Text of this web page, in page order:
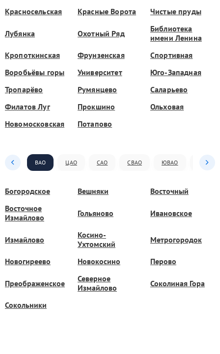
Красносельская
Красные Ворота Чистые пруды
Лубянка Охотный Ряд
Библиотека
имени Ленина
Кропоткинская
Фрунзенская
Спортивная
Воробьёвы горы
Университет
Юго-Западная
Тропарёво
Румянцево
Саларьево
Филатов Луг
Прокшино
Ольховая
Новомосковская
Потапово
ВАО ЦАО САО СВАО ЮВАО ЮАО
Богородское Вешняки
Восточный
Восточное
Измайлово
Гольяново Ивановское
Измайлово
Косино-
Ухтомский
Метрогородок
Новогиреево Новокосино Перово
Преображенское
Северное
Измайлово
Соколиная Гора
Сокольники